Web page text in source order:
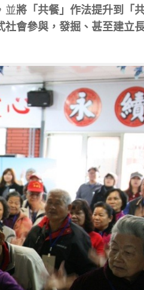
並將「共餐」作法提升到「共
會參與，發掘、甚至建立